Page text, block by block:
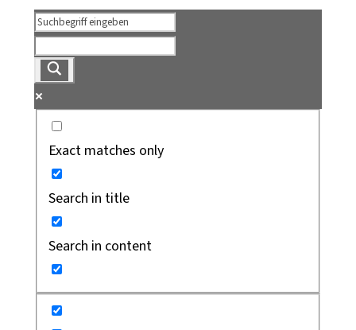
Exact matches only
Search in title
Search in content